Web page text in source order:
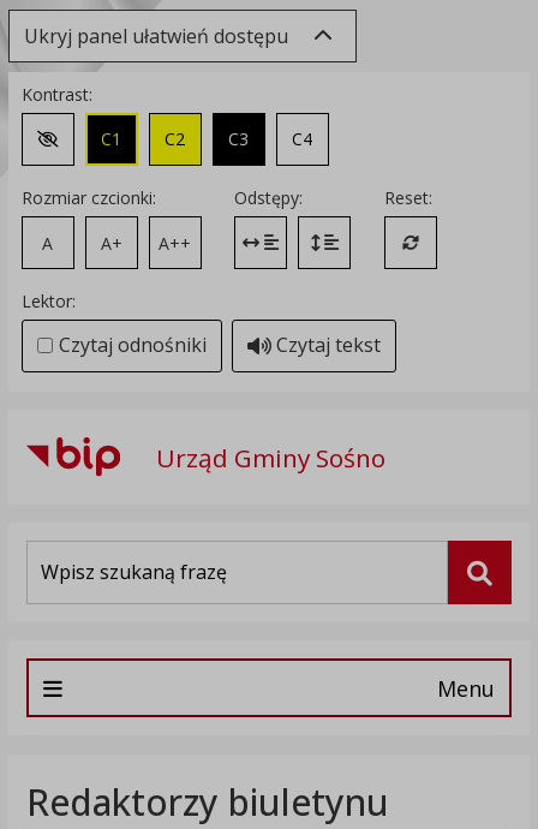
Ukryj panel ułatwień dostępu
Kontrast:
Zmień kontrast na domyślny
C1 C2 C3 C4
Rozmiar czcionki:
A
A+ A++
Odstępy:
Zmień odstęp między literami
Zmień interlinię i margines
Reset:
Przywróć
Lektor:
Czytaj odnośniki Czytaj tekst
Urząd Gminy Sośno
Menu
Redaktorzy biuletynu